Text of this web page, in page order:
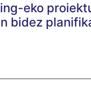
eko
bidez